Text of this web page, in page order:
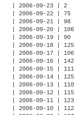
| 2006-09-23 | 2
| 2006-09-22 | 75
| 2006-09-21 | 98
| 2006-09-20 |
| 2006-09-19 | 90
| 2006-09-18 |
| 2006-09-17 |
| 2006-09-16 |
| 2006-09-15 |
| 2006-09-14 |
| 2006-09-13 |
| 2006-09-12 |
| 2006-09-11 |
| 2006-09-10 |